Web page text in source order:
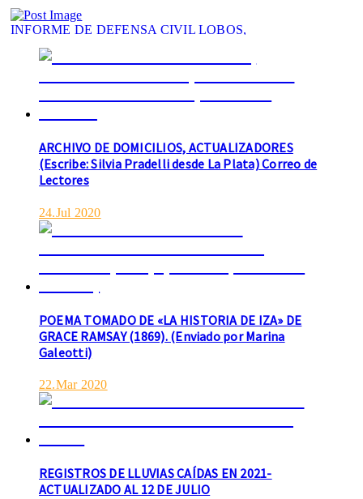
INFORME DE DEFENSA CIVIL LOBOS,
PERSONA EN EL ARROYO SALADILLO
Actualidad De interés general
En las primeras horas de la tarde del martes, el
Intendente Jorge Etcheverry recibió, por parte de su par
INCENDIO EN LA VIVIENDA DE UN VETERANO
agosto 7, 2026
Actualidad Bomberos De interés general
Esta tarde fueron requeridos los Bomberos Voluntarios,
Manuel Caminos 1.200, propiedad...
ARCHIVO DE DOMICILIOS, ACTUALIZADORES
(Escribe: Silvia Pradelli desde La Plata) Correo de
Lectores
24.Jul 2020
POEMA TOMADO DE «LA HISTORIA DE IZA» DE
GRACE RAMSAY (1869). (Enviado por Marina
Galeotti)
22.Mar 2020
REGISTROS DE LLUVIAS CAÍDAS EN 2021-
ACTUALIZADO AL 12 DE JULIO